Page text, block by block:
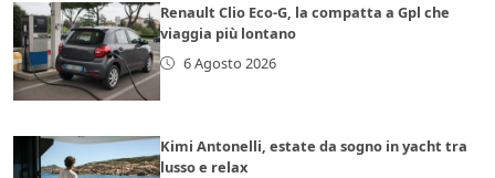
Renault Clio Eco-G, la compatta a Gpl che
viaggia più lontano
6 Agosto 2026
Kimi Antonelli, estate da sogno in yacht tra
lusso e relax